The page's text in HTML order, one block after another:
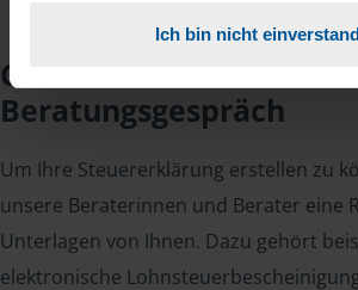
Ich bin nicht
Checkliste für Ihr
Beratungsgespräch
Um Ihre Steuererklärung erstellen zu
unsere Beraterinnen und Berater eine
Unterlagen von Ihnen. Dazu gehört
elektronische